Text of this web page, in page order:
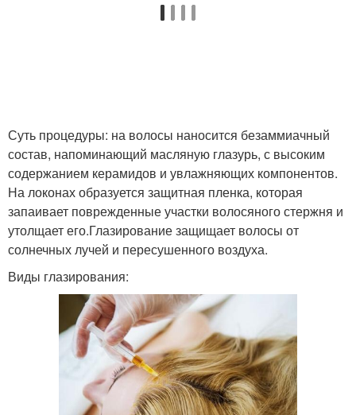
Суть процедуры: на волосы наносится безаммиачный
состав, напоминающий масляную глазурь, с высоким
содержанием керамидов и увлажняющих компонентов.
На локонах образуется защитная пленка, которая
запаивает поврежденные участки волосяного стержня и
утолщает его.Глазирование защищает волосы от
солнечных лучей и пересушенного воздуха.
Виды глазирования: